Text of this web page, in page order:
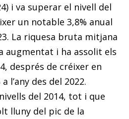
i va superar el nivell del
un notable 3,8% anual
La riquesa bruta mitjana
augmentat i ha assolit els
després de créixer en
l’any des del 2022.
del 2014, tot i que
lluny del pic de la